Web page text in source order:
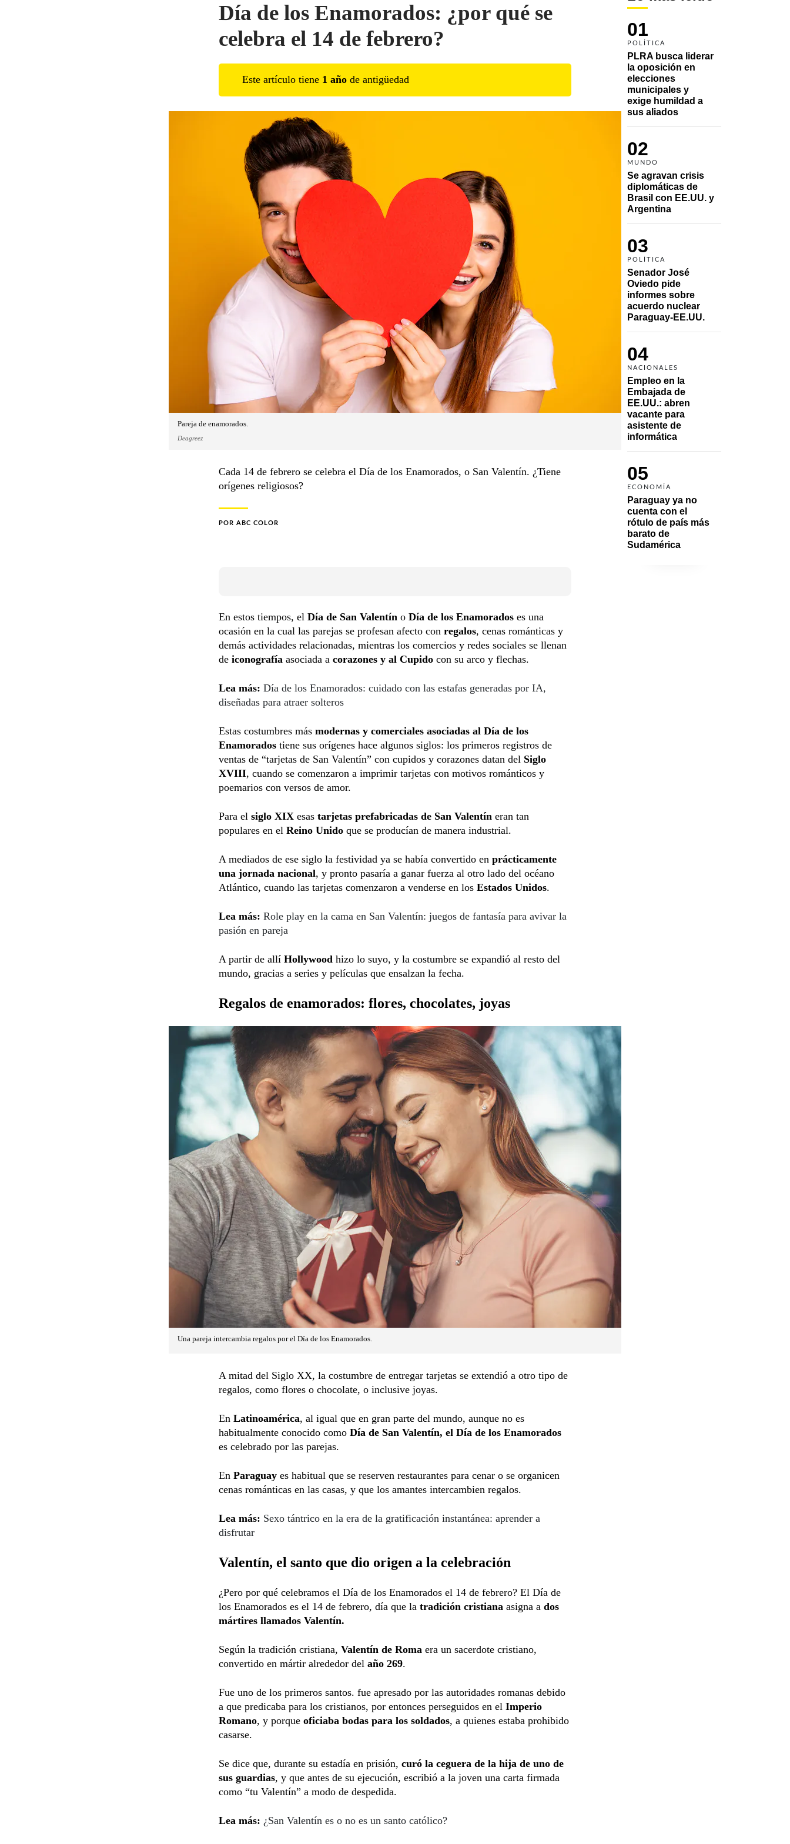
01
POLÍTICA
PLRA busca liderar
la oposición en
elecciones
municipales y
exige humildad a
sus aliados
02
MUNDO
Se agravan crisis
diplomáticas de
Brasil con EE.UU. y
Argentina
03
POLÍTICA
Senador José
Oviedo pide
informes sobre
acuerdo nuclear
Paraguay-EE.UU.
04
NACIONALES
Empleo en la
Embajada de
EE.UU.: abren
vacante para
asistente de
informática
05
ECONOMÍA
Paraguay ya no
cuenta con el
rótulo de país más
barato de
Sudamérica
Día de los Enamorados: ¿por qué se
celebra el 14 de febrero?
Este artículo tiene 1 año de antigüedad
Pareja de enamorados.
Deagreez
Cada 14 de febrero se celebra el Día de los Enamorados, o San Valentín. ¿Tiene
orígenes religiosos?
POR ABC COLOR
En estos tiempos, el Día de San Valentín o Día de los Enamorados es una
ocasión en la cual las parejas se profesan afecto con regalos, cenas románticas y
demás actividades relacionadas, mientras los comercios y redes sociales se llenan
de iconografía asociada a corazones y al Cupido con su arco y flechas.
Lea más: Día de los Enamorados: cuidado con las estafas generadas por IA,
diseñadas para atraer solteros
Estas costumbres más modernas y comerciales asociadas al Día de los
Enamorados tiene sus orígenes hace algunos siglos: los primeros registros de
ventas de “tarjetas de San Valentín” con cupidos y corazones datan del Siglo
XVIII, cuando se comenzaron a imprimir tarjetas con motivos románticos y
poemarios con versos de amor.
Para el siglo XIX esas tarjetas prefabricadas de San Valentín eran tan
populares en el Reino Unido que se producían de manera industrial.
A mediados de ese siglo la festividad ya se había convertido en prácticamente
una jornada nacional, y pronto pasaría a ganar fuerza al otro lado del océano
Atlántico, cuando las tarjetas comenzaron a venderse en los Estados Unidos.
Lea más: Role play en la cama en San Valentín: juegos de fantasía para avivar la
pasión en pareja
A partir de allí Hollywood hizo lo suyo, y la costumbre se expandió al resto del
mundo, gracias a series y películas que ensalzan la fecha.
Regalos de enamorados: flores, chocolates, joyas
Una pareja intercambia regalos por el Día de los Enamorados.
A mitad del Siglo XX, la costumbre de entregar tarjetas se extendió a otro tipo de
regalos, como flores o chocolate, o inclusive joyas.
En Latinoamérica, al igual que en gran parte del mundo, aunque no es
habitualmente conocido como Día de San Valentín, el Día de los Enamorados
es celebrado por las parejas.
En Paraguay es habitual que se reserven restaurantes para cenar o se organicen
cenas románticas en las casas, y que los amantes intercambien regalos.
Lea más: Sexo tántrico en la era de la gratificación instantánea: aprender a
disfrutar
Valentín, el santo que dio origen a la celebración
¿Pero por qué celebramos el Día de los Enamorados el 14 de febrero? El Día de
los Enamorados es el 14 de febrero, día que la tradición cristiana asigna a dos
mártires llamados Valentín.
Según la tradición cristiana, Valentín de Roma era un sacerdote cristiano,
convertido en mártir alrededor del año 269.
Fue uno de los primeros santos. fue apresado por las autoridades romanas debido
a que predicaba para los cristianos, por entonces perseguidos en el Imperio
Romano, y porque oficiaba bodas para los soldados, a quienes estaba prohibido
casarse.
Se dice que, durante su estadía en prisión, curó la ceguera de la hija de uno de
sus guardias, y que antes de su ejecución, escribió a la joven una carta firmada
como “tu Valentín” a modo de despedida.
Lea más: ¿San Valentín es o no es un santo católico?